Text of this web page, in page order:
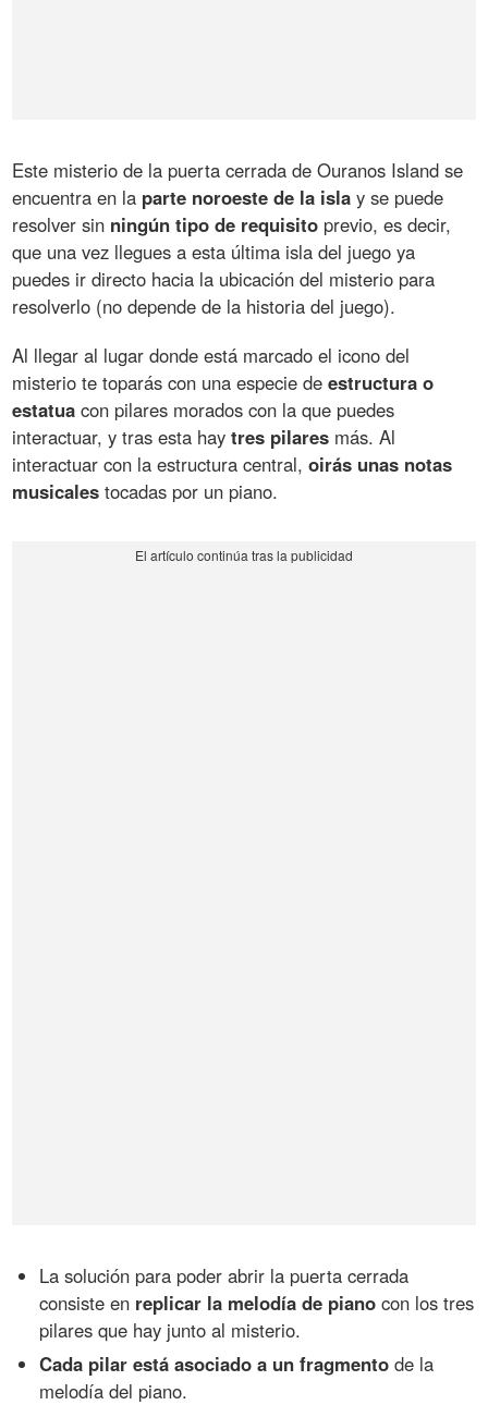
Este misterio de la puerta cerrada de Ouranos Island se
encuentra en la parte noroeste de la isla y se puede
resolver sin ningún tipo de requisito previo, es decir,
que una vez llegues a esta última isla del juego ya
puedes ir directo hacia la ubicación del misterio para
resolverlo (no depende de la historia del juego).
Al llegar al lugar donde está marcado el icono del
misterio te toparás con una especie deestructura o
estatua con pilares morados con la que puedes
interactuar, y tras esta haytres pilares más. Al
interactuar con la estructura central,oirás unas notas
musicales tocadas por un piano.
La solución para poder abrir la puerta cerrada
consiste en replicar la melodía de piano con los tres
pilares que hay junto al misterio.
Cada pilar está asociado a un fragmento de la
melodía del piano.